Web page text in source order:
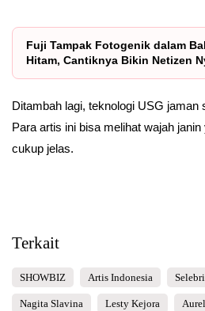
Fuji Tampak Fotogenik dalam
Hitam, Cantiknya Bikin Netizen
Ditambah lagi, teknologi USG jaman
Para artis ini bisa melihat wajah
cukup jelas.
Terkait
SHOWBIZ Artis Indonesia
Nagita Slavina Lesty Kejora